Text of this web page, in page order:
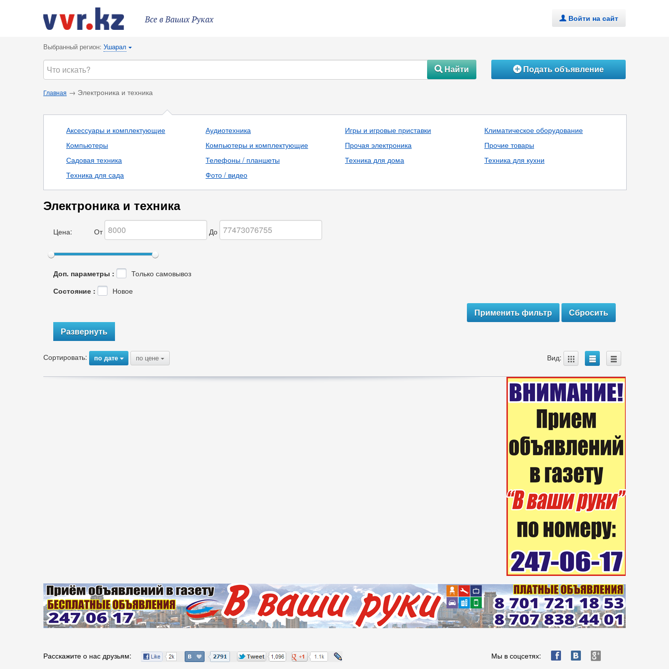
Все в Ваших Руках . Войти на сайт
Выбранный регион: Ушарал {
#Найти ÁПодать объявление
Главная → Электроника и техника
Аксессуары и комплектующие
Компьютеры
Садовая техника
Техника для сада
Аудиотехника
Компьютеры и комплектующие
Телефоны / планшеты
Фото / видео
Игры и игровые приставки
Прочая электроника
Техника для дома
Климатическое оборудование
Прочие товары
Техника для кухни
Электроника и техника
Цена: От До
Доп. параметры :
Только самовывоз
Состояние :
Новое
Развернуть
Сортировать: по дате{ по цене { Вид: A B C
Расскажите о нас друзьям: Мы в соцсетях: ä æ è